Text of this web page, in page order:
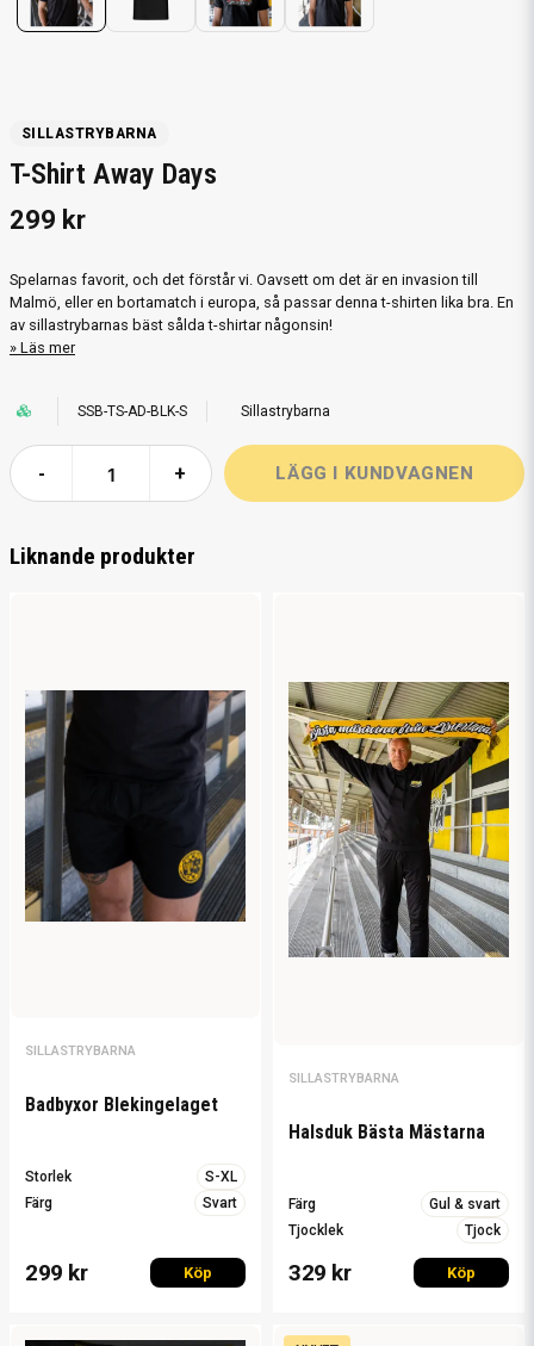
SILLASTRYBARNA
T-Shirt Away Days
299 kr
Spelarnas favorit, och det förstår vi. Oavsett om det är en invasion till
Malmö, eller en bortamatch i europa, så passar denna t-shirten lika bra. En
av sillastrybarnas bäst sålda t-shirtar någonsin!
Läs mer
SSB-TS-AD-BLK-S Sillastrybarna
- +
Liknande produkter
SILLASTRYBARNA
Badbyxor Blekingelaget
Storlek
S-XL
Färg
Svart
299 kr Köp
SILLASTRYBARNA
Halsduk Bästa Mästarna
Färg
Gul & svart
Tjocklek
Tjock
329 kr Köp